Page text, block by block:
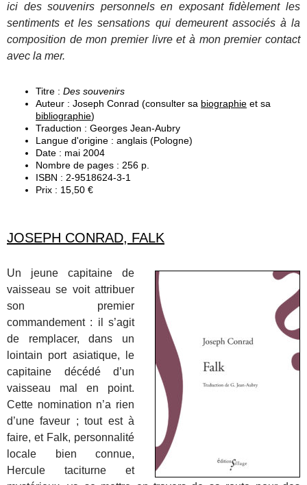
ici des souvenirs personnels en exposant fidèlement les
sentiments et les sensations qui demeurent associés à la
composition de mon premier livre et à mon premier contact
avec la mer.
Titre : Des souvenirs
Auteur : Joseph Conrad (consulter sa biographie et sa
bibliographie)
Traduction : Georges Jean-Aubry
Langue d'origine : anglais (Pologne)
Date : mai 2004
Nombre de pages : 256 p.
ISBN : 2-9518624-3-1
Prix : 15,50 €
JOSEPH CONRAD, FALK
Un jeune capitaine de
vaisseau se voit attribuer
son premier
commandement : il s’agit
de remplacer, dans un
lointain port asiatique, le
capitaine décédé d’un
vaisseau mal en point.
Cette nomination n’a rien
d’une faveur ; tout est à
faire, et Falk, personnalité
locale bien connue,
Hercule taciturne et